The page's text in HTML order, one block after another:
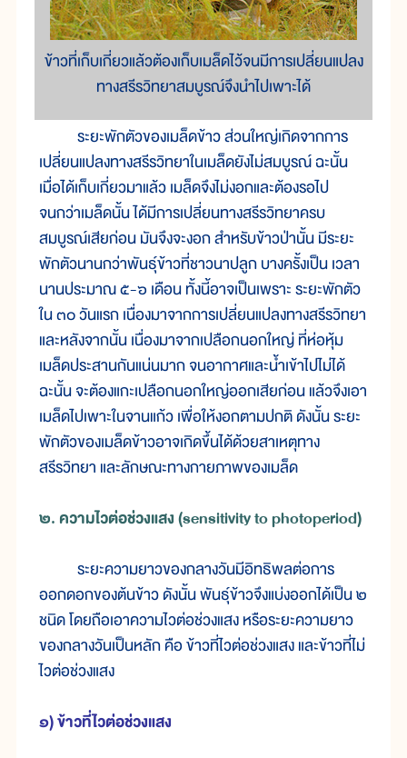
ข้าวที่เก็บเกี่ยวแล้วต้องเก็บเมล็ดไว้จนมีการเปลี่ยนแปลง
ทางสรีรวิทยาสมบูรณ์จึงนำไปเพาะได้
ระยะพักตัวของเมล็ดข้าว ส่วนใหญ่เกิดจากการ
เปลี่ยนแปลงทางสรีรวิทยาในเมล็ดยังไม่สมบูรณ์ ฉะนั้น
เมื่อได้เก็บเกี่ยวมาแล้ว เมล็ดจึงไม่งอกและต้องรอไป
จนกว่าเมล็ดนั้น ได้มีการเปลี่ยนทางสรีรวิทยาครบ
สมบูรณ์เสียก่อน มันจึงจะงอก สำหรับข้าวป่านั้น มีระยะ
พักตัวนานกว่าพันธุ์ข้าวที่ชาวนาปลูก บางครั้งเป็น เวลา
นานประมาณ ๕-๖ เดือน ทั้งนี้อาจเป็นเพราะ ระยะพักตัว
ใน ๓๐ วันแรก เนื่องมาจากการเปลี่ยนแปลงทางสรีรวิทยา
และหลังจากนั้น เนื่องมาจากเปลือกนอกใหญ่ ที่ห่อหุ้ม
เมล็ดประสานกันแน่นมาก จนอากาศและน้ำเข้าไปไม่ได้
ฉะนั้น จะต้องแกะเปลือกนอกใหญ่ออกเสียก่อน แล้วจึงเอา
เมล็ดไปเพาะในจานแก้ว เพื่อให้งอกตามปกติ ดังนั้น ระยะ
พักตัวของเมล็ดข้าวอาจเกิดขึ้นได้ด้วยสาเหตุทาง
สรีรวิทยา และลักษณะทางกายภาพของเมล็ด
๒. ความไวต่อช่วงแสง (sensitivity to photoperiod)
ระยะความยาวของกลางวันมีอิทธิพลต่อการ
ออกดอกของต้นข้าว ดังนั้น พันธุ์ข้าวจึงแบ่งออกได้เป็น ๒
ชนิด โดยถือเอาความไวต่อช่วงแสง หรือระยะความยาว
ของกลางวันเป็นหลัก คือ ข้าวที่ไวต่อช่วงแสง และข้าวที่ไม่
ไวต่อช่วงแสง
๑) ข้าวที่ไวต่อช่วงแสง